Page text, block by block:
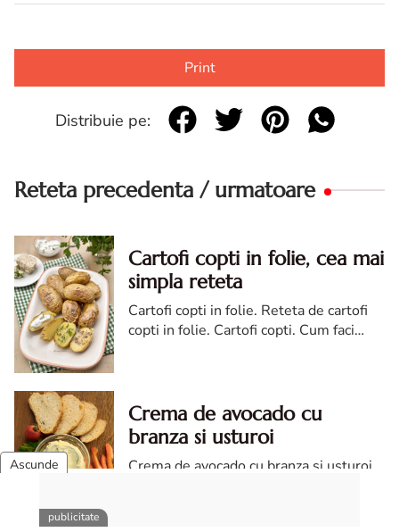
Print
Distribuie pe:
Reteta precedenta / urmatoare
Cartofi copti in folie, cea mai
simpla reteta
Cartofi copti in folie. Reteta de cartofi
copti in folie. Cartofi copti. Cum faci
Crema de avocado cu
branza si usturoi
Crema de avocado cu branza si usturoi.